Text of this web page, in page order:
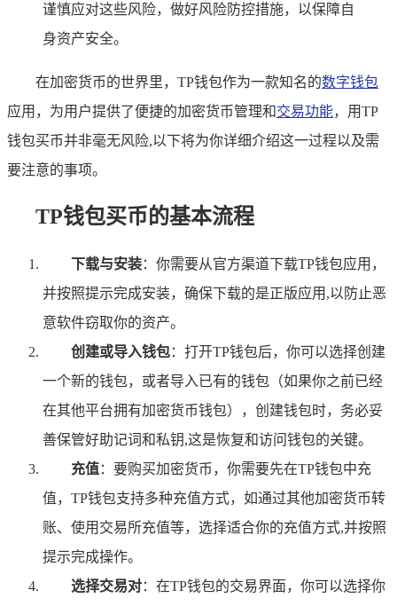
谨慎应对这些风险，做好风险防控措施，以保障自
身资产安全。
在加密货币的世界里，TP钱包作为一款知名的数字钱包
应用，为用户提供了便捷的加密货币管理和交易功能，用TP
钱包买币并非毫无风险,以下将为你详细介绍这一过程以及需
要注意的事项。
TP钱包买币的基本流程
下载与安装：你需要从官方渠道下载TP钱包应用，
并按照提示完成安装，确保下载的是正版应用,以防止恶
意软件窃取你的资产。
创建或导入钱包：打开TP钱包后，你可以选择创建
一个新的钱包，或者导入已有的钱包（如果你之前已经
在其他平台拥有加密货币钱包），创建钱包时，务必妥
善保管好助记词和私钥,这是恢复和访问钱包的关键。
充值：要购买加密货币，你需要先在TP钱包中充
值，TP钱包支持多种充值方式，如通过其他加密货币转
账、使用交易所充值等，选择适合你的充值方式,并按照
提示完成操作。
选择交易对：在TP钱包的交易界面，你可以选择你